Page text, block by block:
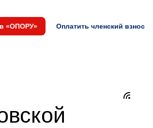
«ОПОРУ» Оплатить членский взнос